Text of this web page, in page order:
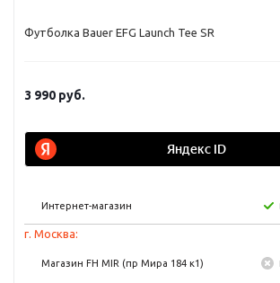
Футболка Bauer EFG Launch Tee SR
3 990 руб.
Интернет-магазин
г. Москва:
Магазин FH MIR (пр Мира 184 к1)